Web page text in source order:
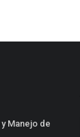
Manejo de